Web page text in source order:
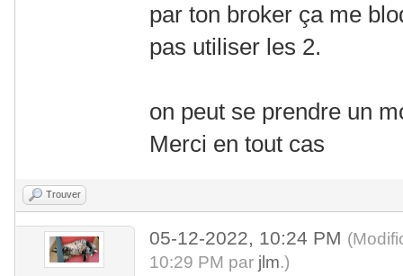
par ton broker ça me
pas utiliser les 2.
on peut se prendre un
Merci en tout cas
Trouver
05-12-2022, 10:24 PM
10:29 PM par jlm.)